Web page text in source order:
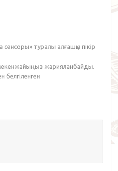
туралы алғашқы пікір
жарияланбайды.
белгіленген